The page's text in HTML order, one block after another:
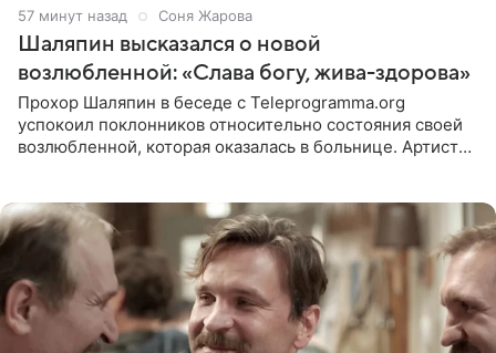
57 минут назад Соня Жарова
Шаляпин высказался о новой
возлюбленной: «Слава богу, жива-здорова»
Прохор Шаляпин в беседе с Teleprogramma.org
успокоил поклонников относительно состояния своей
возлюбленной, которая оказалась в больнице. Артист